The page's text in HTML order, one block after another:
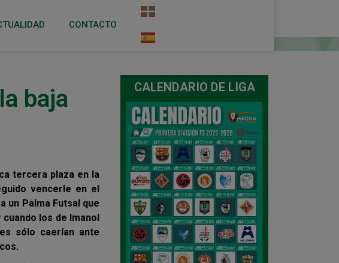
CONTACTO
baja
tercera plaza en la
vencerle en el
un Palma Futsal que
los de Imanol
sólo caerían ante
CALENDARIO DE LIGA